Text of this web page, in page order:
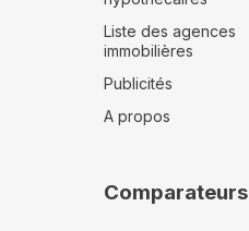
Liste des agences
immobilières
Publicités
A propos
Comparateurs